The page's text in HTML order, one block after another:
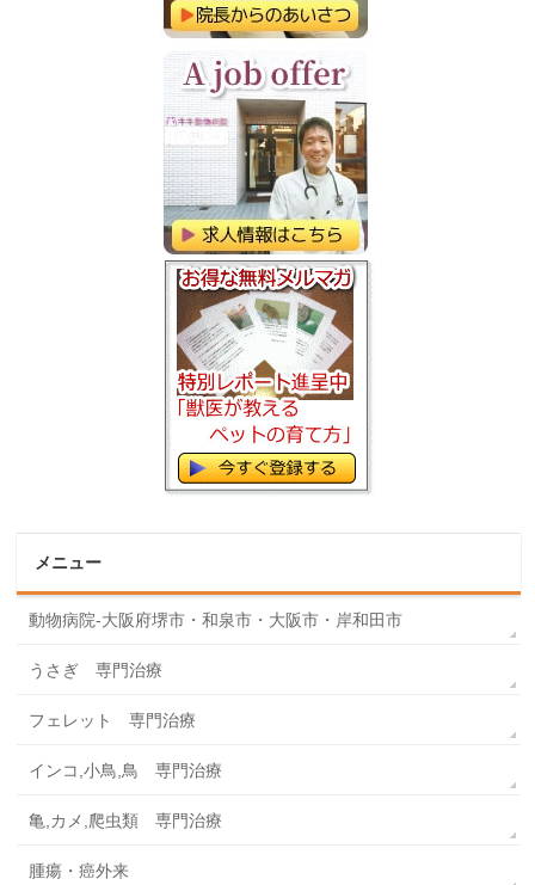
メニュー
動物病院-大阪府堺市・和泉市・大阪市・岸和田市
うさぎ 専門治療
フェレット 専門治療
インコ,小鳥,鳥 専門治療
亀,カメ,爬虫類 専門治療
腫瘍・癌外来